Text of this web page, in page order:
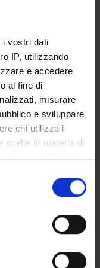
i vostri dati
IP, utilizzando
e accedere
al fine di
misurare
e sviluppare
chi utilizza i
scelte in materia di
proprietà digitale
in qualsiasi
o facendo clic
posizione
SUPERIORE